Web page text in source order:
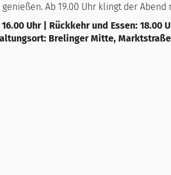
genießen. Ab 19.00 Uhr klingt der
Uhr | Rückkehr und Essen: 18.00
Brelinger Mitte,